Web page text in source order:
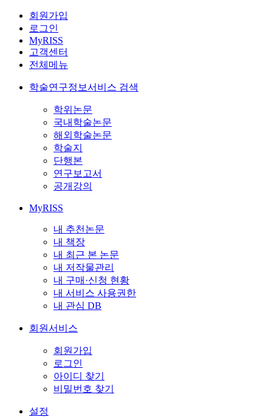
회원가입
로그인
MyRISS
고객센터
전체메뉴
학술연구정보서비스 검색
학위논문
국내학술논문
해외학술논문
학술지
단행본
연구보고서
공개강의
MyRISS
내 추천논문
내 책장
내 최근 본 논문
내 저작물관리
내 구매·신청 현황
내 서비스 사용권한
내 관심 DB
회원서비스
회원가입
로그인
아이디 찾기
비밀번호 찾기
설정